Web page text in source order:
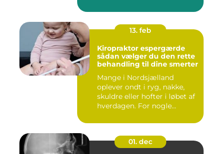
13. feb
Kiropraktor espergærde
sådan vælger du den rette
behandling til dine smerter
Mange i Nordsjælland
oplever ondt i ryg, nakke,
skuldre eller hofter i løbet af
hverdagen. For nogle...
01. dec